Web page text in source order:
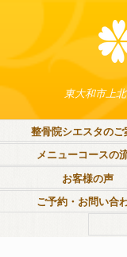
東大和市上
整骨院シエスタのご
メニューコースの
お客様の声
ご予約・お問い合